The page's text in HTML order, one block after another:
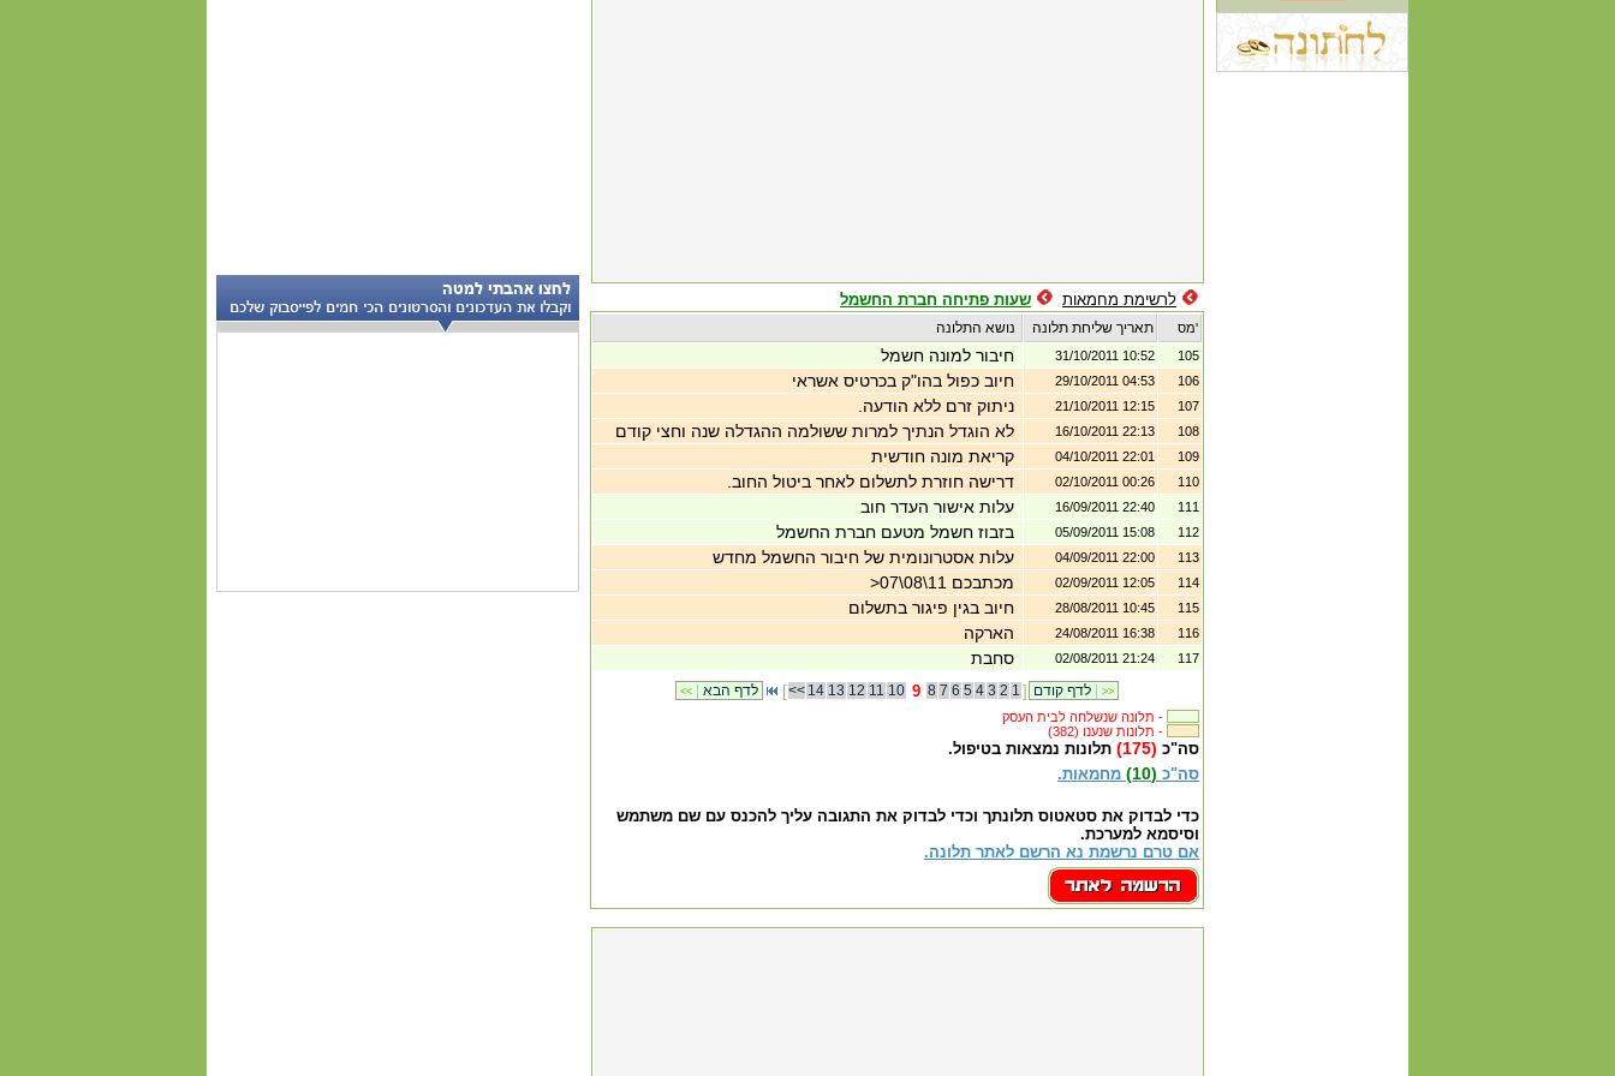
שעות פתיחה חברת החשמל לרשימת מחמאות
תאריך שליחת תלונה מס'
חיבור למונה חשמל 31/10/2011 10:52 105
חיוב כפול בהו"ק בכרטיס אשראי 29/10/2011 04:53 106
ניתוק זרם ללא הודעה. 21/10/2011 12:15 107
לא הוגדל הנתיך למרות ששולמה ההגדלה שנה וחצי קודם 16/10/2011 22:13 108
קריאת מונה חודשית 04/10/2011 22:01 109
דרישה חוזרת לתשלום לאחר ביטול החוב. 02/10/2011 00:26 110
עלות אישור העדר חוב 16/09/2011 22:40 111
בזבוז חשמל מטעם חברת החשמל 05/09/2011 15:08 112
עלות אסטרונומית של חיבור החשמל מחדש 04/09/2011 22:00 113
מכתבכם 11\08\07< 02/09/2011 12:05 114
חיוב בגין פיגור בתשלום 28/08/2011 10:45 115
הארקה 24/08/2011 16:38 116
סחבת 02/08/2011 21:24 117
<< [<< 14 13 12 11 10 9 8 7 6 5 4 3 2 1 ] >>
תלונה שנשלחה לבית העסק -
(382) תלונות שנענו -
סה"כ (175)
תלונות נמצאות בטיפול.
סה"כ (10) מחמאות.
כדי לבדוק את סטאטוס תלונתך וכדי לבדוק את התגובה עליך להכנס עם שם משתמש
וסיסמא למערכת.
אם טרם נרשמת נא הרשם לאתר תלונה.